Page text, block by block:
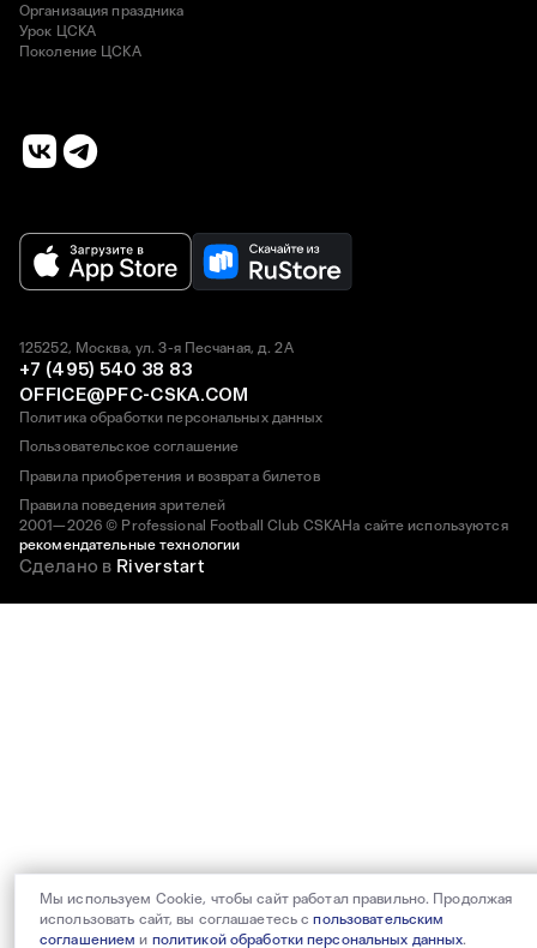
Организация праздника
Урок ЦСКА
Поколение ЦСКА
2001—2026 © Professional Football Club CSKAНа сайте используются
рекомендательные технологии
125252, Москва, ул. 3-я Песчаная, д. 2А
+7 (495) 540 38 83
OFFICE@PFC-CSKA.COM
Политика обработки персональных данных
Пользовательское соглашение
Правила приобретения и возврата билетов
Правила поведения зрителей
Сделано в Riverstart
Мы используем Cookie, чтобы сайт работал правильно. Продолжая
использовать сайт, вы соглашаетесь спользовательским
соглашением и политикой обработки персональных данных.